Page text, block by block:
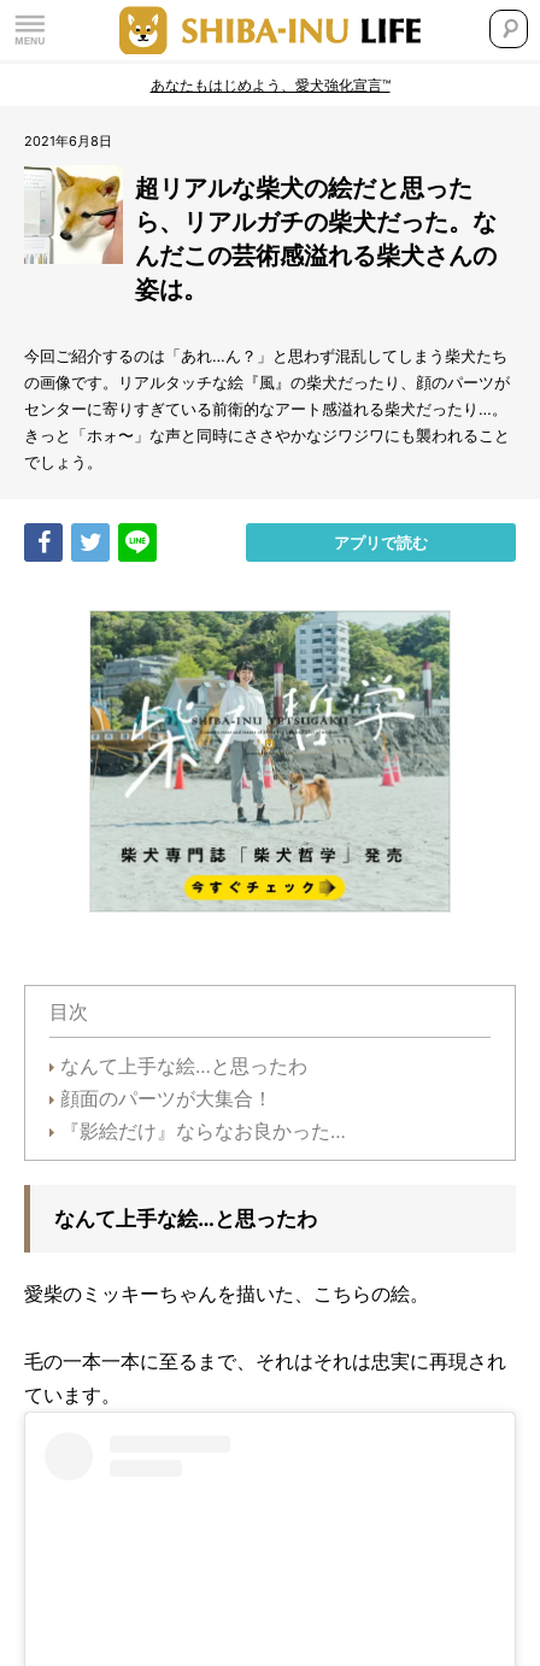
あなたもはじめよう、愛犬強化宣言™
2021年6月8日
超リアルな柴犬の絵だと思った
ら、リアルガチの柴犬だった。な
んだこの芸術感溢れる柴犬さんの
姿は。
今回ご紹介するのは「あれ…ん？」と思わず混乱してしまう柴犬たち
の画像です。リアルタッチな絵『風』の柴犬だったり、顔のパーツが
センターに寄りすぎている前衛的なアート感溢れる柴犬だったり…。
きっと「ホォ〜」な声と同時にささやかなジワジワにも襲われること
でしょう。
Share Tweet アプリで読む
目次
なんて上手な絵…と思ったわ
顔面のパーツが大集合！
『影絵だけ』ならなお良かった…
なんて上手な絵…と思ったわ
愛柴のミッキーちゃんを描いた、こちらの絵。
毛の一本一本に至るまで、それはそれは忠実に再現され
ています。